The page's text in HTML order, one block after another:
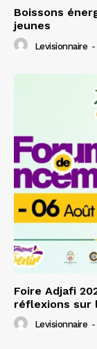
Boissons
jeunes
Levisionnaire -
Foire Adjafi
réflexions sur
Levisionnaire -